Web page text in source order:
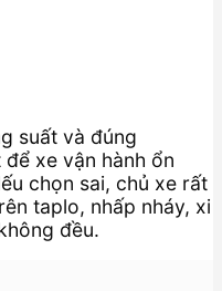
suất và đúng
xe vận hành ổn
chọn sai, chủ xe rất
taplo, nhấp nháy, xi
đều.